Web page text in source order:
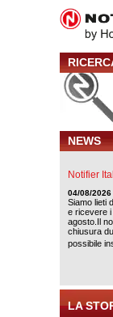
NEWS
Notifier
04/08/2026
Siamo lieti
e ricevere i
agosto.Il
chiusura
possibile
LA